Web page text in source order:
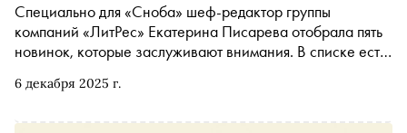
6 декабря 2025 г.
Специально для «Сноба» шеф-редактор группы
компаний «ЛитРес» Екатерина Писарева отобрала пять
новинок, которые заслуживают внимания. В списке есть
литературная биография поэта и актуальный